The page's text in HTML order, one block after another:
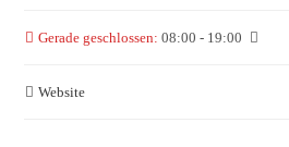
Gerade geschlossen: 08:00 - 19:00
Website